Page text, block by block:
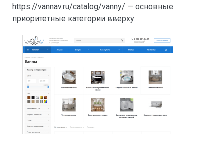
https://vannav.ru/catalog/vanny/ — основные
приоритетные категории вверху: